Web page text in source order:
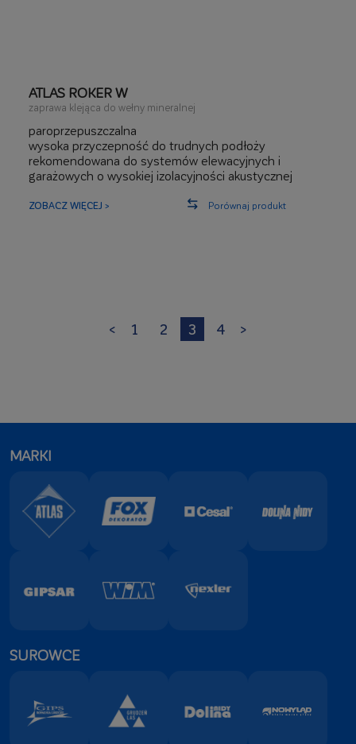
ATLAS ROKER W
zaprawa klejąca do wełny mineralnej
paroprzepuszczalna
wysoka przyczepność do trudnych podłoży
rekomendowana do systemów elewacyjnych i
garażowych o wysokiej izolacyjności akustycznej
ZOBACZ WIĘCEJ > Porównaj produkt
< 1 2 3 4 >
MARKI
SUROWCE